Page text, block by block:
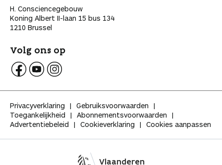
H. Consciencegebouw
Koning Albert II-laan 15 bus 134
1210 Brussel
Volg ons op
o
l
g
K
l
a
o
g
K
a
o
g
K
l
a
Privacyverklaring
Gebruiksvoorwaarden
Toegankelijkheid
Abonnementsvoorwaarden
Advertentiebeleid
Cookieverklaring Cookies aanpassen
Vlaanderen